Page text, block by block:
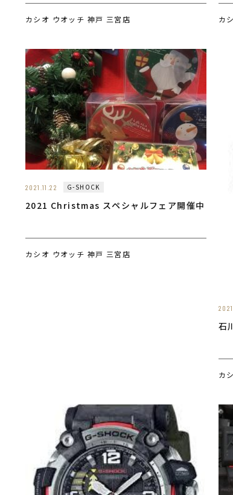
カシオ ウオッチ 神戸 三宮店 カ
2021.11.22 G-SHOCK
2021 Christmas スペシャルフェア開催中
カシオ ウオッチ 神戸 三宮店
石
カ